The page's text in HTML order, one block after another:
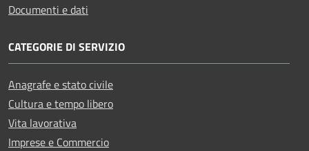
Documenti e dati
CATEGORIE DI SERVIZIO
Anagrafe e stato civile
Cultura e tempo libero
Vita lavorativa
Imprese e Commercio